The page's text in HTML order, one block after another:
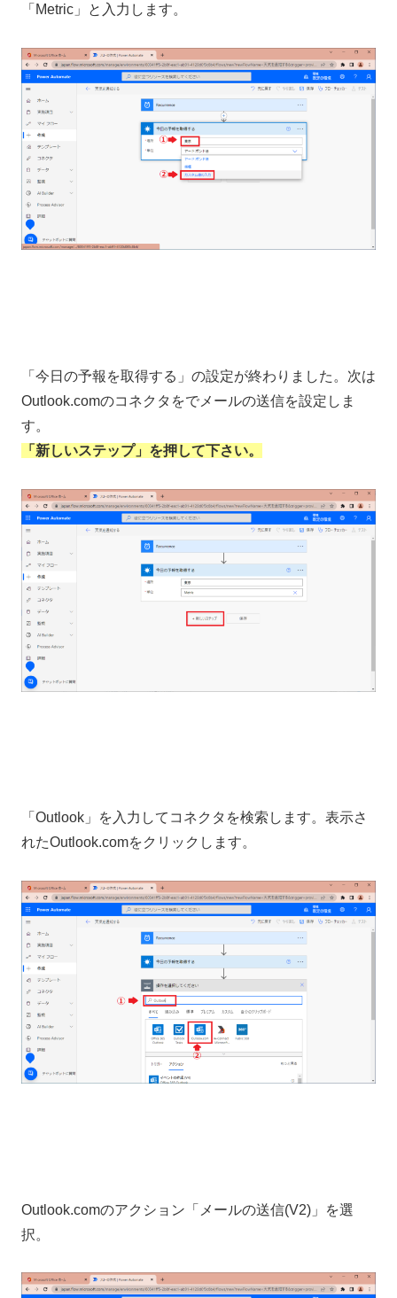
「Metric」と入力します。
「今日の予報を取得する」の設定が終わりました。次は
Outlook.comのコネクタをでメールの送信を設定しま
す。
「新しいステップ」を押して下さい。
「Outlook」を入力してコネクタを検索します。表示さ
れたOutlook.comをクリックします。
Outlook.comのアクション「メールの送信(V2)」を選
択。